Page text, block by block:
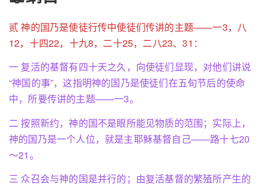
贰 神的国乃是使徒行传中使徒们传讲的主题——一3，八
12，十四22，十九8，二十25，二八23、31：
一 复活的基督有四十天之久，向使徒们显现，对他们讲说
“神国的事”，这指明神的国乃是使徒们在五旬节后的使命
中，所要传讲的主题——一3。
二 按照新约，神的国不是眼所能见物质的范围；实际上，
神的国乃是一个人位，就是主耶稣基督自己——路十七20
～21。
三 众召会与神的国是并行的；由复活基督的繁殖所产生的